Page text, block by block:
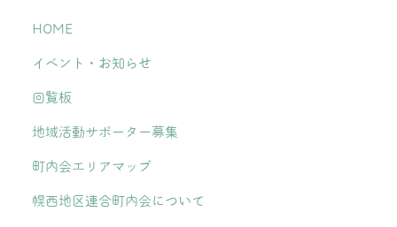
HOME
イベント・お知らせ
回覧板
地域活動サポーター募集
町内会エリアマップ
幌西地区連合町内会について